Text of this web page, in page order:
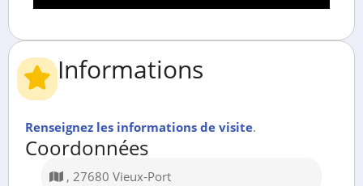
Informations
Renseignez les informations de visite.
Coordonnées
, 27680 Vieux-Port